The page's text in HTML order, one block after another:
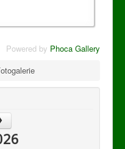
Powered by Phoca Gallery